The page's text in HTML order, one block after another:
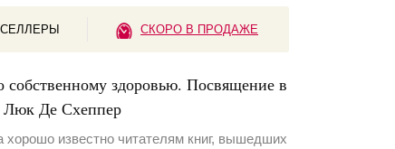
СКОРО В ПРОДАЖЕ
собственному здоровью. Посвящение в
Люк Де Схеппер
известно читателям книг, вышедших